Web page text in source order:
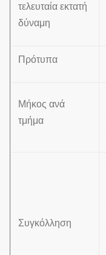
τελευταία εκτατή
δύναμη
Πρότυπα
Μήκος ανά
τμήμα
Συγκόλληση